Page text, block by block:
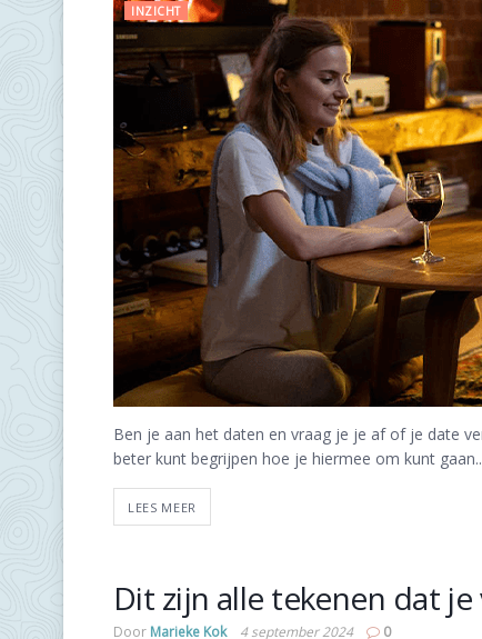
INZICHT
Ben je aan het daten en vraag je je af of je date
beter kunt begrijpen hoe je hiermee om kunt
LEES MEER
Dit zijn alle tekenen dat
Door Marieke Kok 4 september 2024 0